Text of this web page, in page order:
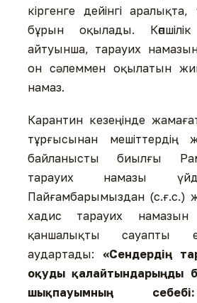
кіргенге дейінгі
бұрын оқылады.
айтуынша, тарауих
он сәлеммен оқылатын
намаз.
Карантин кезеңінде
тұрғысынан мешіттердің
байланысты биылғы
тарауих намазы
Пайғамбарымыздан (с.ғ.с.)
хадис тарауих
қаншалықты сауапты
аудартады: «Сендердің
оқуды қалайтындарыңды
шықпауымның